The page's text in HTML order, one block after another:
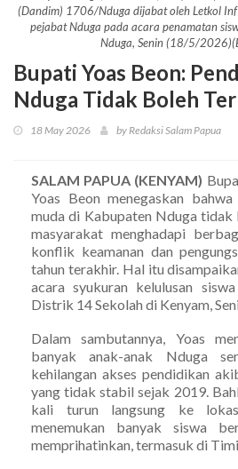
(Dandim) 1706/Nduga dijabat oleh Letkol Inf
pejabat Nduga pada acara penamatan
Nduga, Senin (18/5/
Bupati Yoas Beon:
Nduga Tidak Boleh
18 May 2026 by Redaksi Salam Papua
SALAM PAPUA (KENYAM)
Yoas Beon menegaskan
muda di Kabupaten Nduga tidak
masyarakat menghadapi
konflik keamanan dan
tahun terakhir. Hal itu
acara syukuran kelulusan
Distrik 14 Sekolah di Kenyam,
Dalam sambutannya, Yoas
banyak anak-anak Nduga
kehilangan akses pendidikan
yang tidak stabil sejak 2019.
kali turun langsung ke
menemukan banyak siswa
memprihatinkan, termasuk di